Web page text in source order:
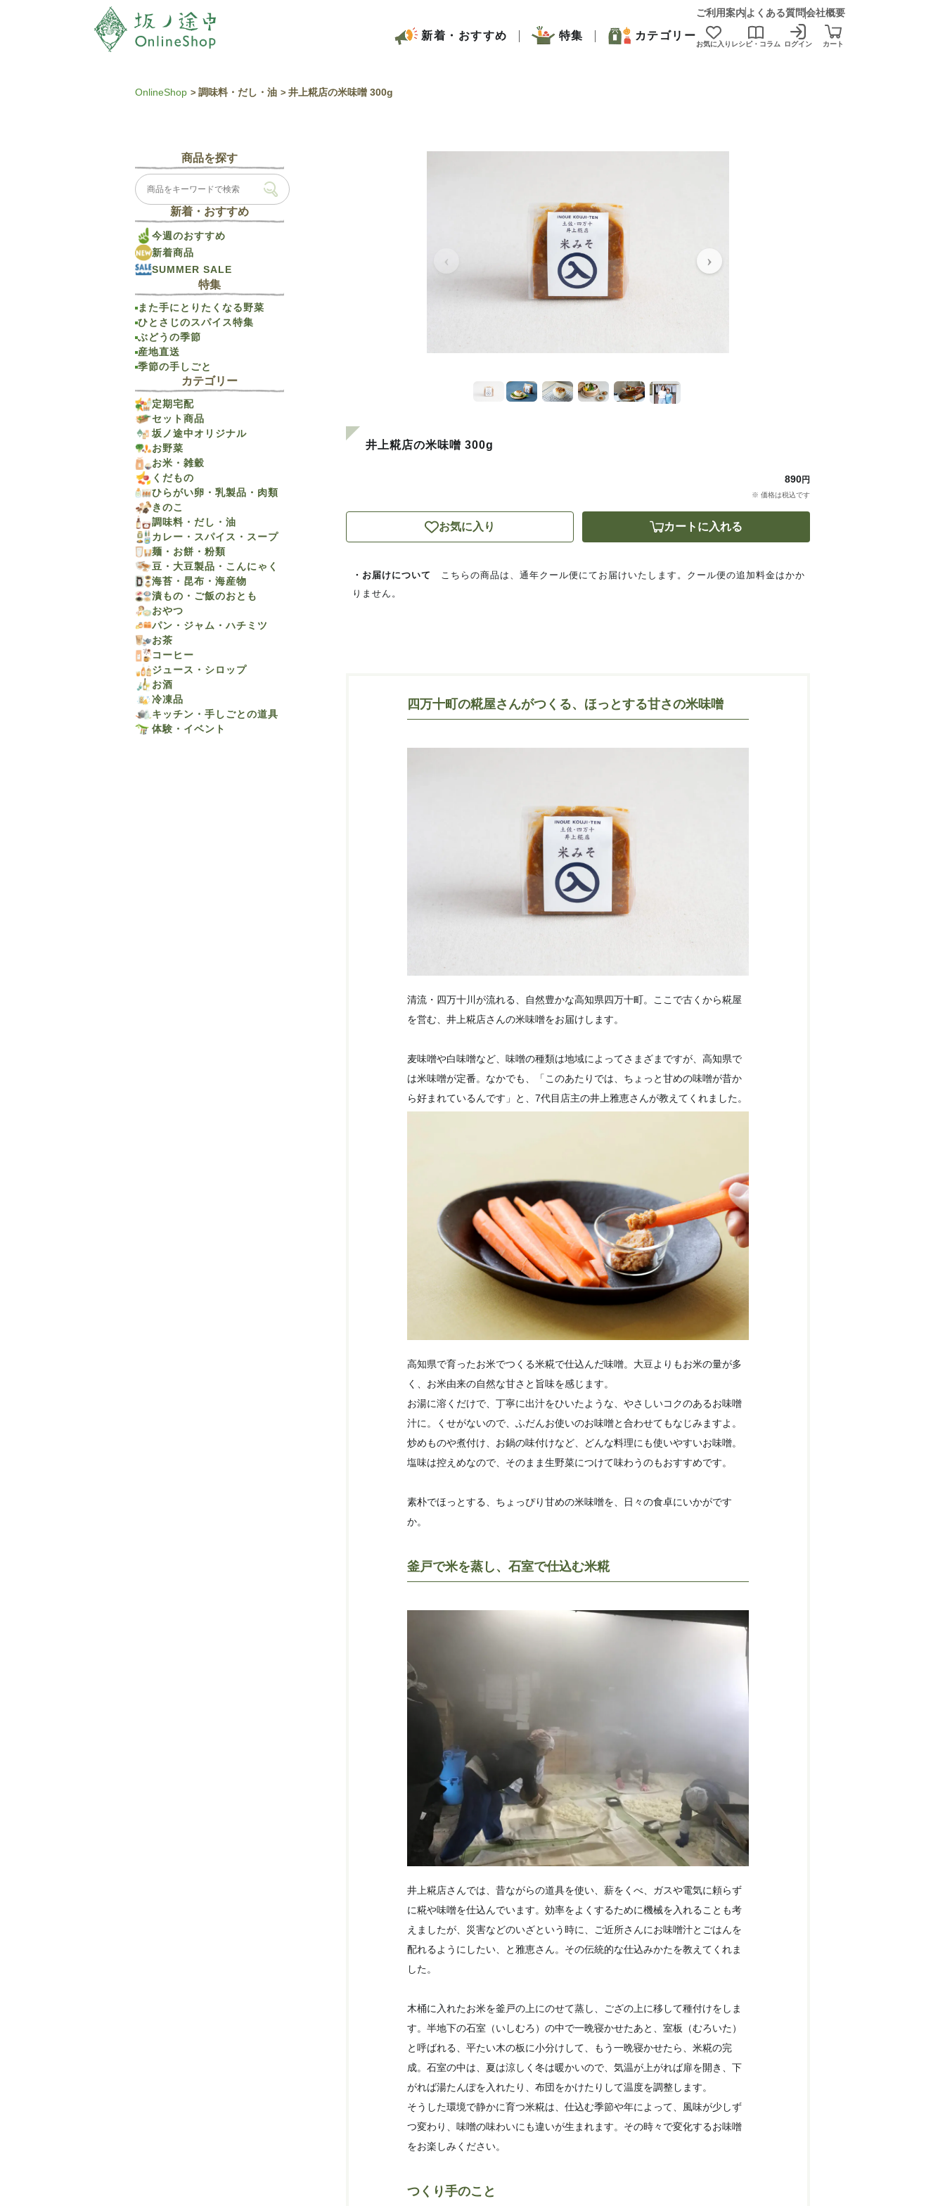
ご利用案内 よくある質問会社概要
新着・おすすめ 特集 カテゴリー
お気に入り レシピ・コラム ログイン カート
OnlineShop 調味料・だし・油 井上糀店の米味噌 300g
井上糀店の米味噌 300g
890円
※ 価格は税込です
お気に入り カートに入れる
・お届けについて
こちらの商品は、通年クール便にてお届けいたします。クール便の追加料金はかか
りません。
四万十町の糀屋さんがつくる、ほっとする甘さの米味噌
清流・四万十川が流れる、自然豊かな高知県四万十町。ここで古くから糀屋
を営む、井上糀店さんの米味噌をお届けします。
麦味噌や白味噌など、味噌の種類は地域によってさまざまですが、高知県で
は米味噌が定番。なかでも、「このあたりでは、ちょっと甘めの味噌が昔か
ら好まれているんです」と、7代目店主の井上雅恵さんが教えてくれました。
高知県で育ったお米でつくる米糀で仕込んだ味噌。大豆よりもお米の量が多
く、お米由来の自然な甘さと旨味を感じます。
お湯に溶くだけで、丁寧に出汁をひいたような、やさしいコクのあるお味噌
汁に。くせがないので、ふだんお使いのお味噌と合わせてもなじみますよ。
炒めものや煮付け、お鍋の味付けなど、どんな料理にも使いやすいお味噌。
塩味は控えめなので、そのまま生野菜につけて味わうのもおすすめです。
素朴でほっとする、ちょっぴり甘めの米味噌を、日々の食卓にいかがです
か。
釜戸で米を蒸し、石室で仕込む米糀
井上糀店さんでは、昔ながらの道具を使い、薪をくべ、ガスや電気に頼らず
に糀や味噌を仕込んでいます。効率をよくするために機械を入れることも考
えましたが、災害などのいざという時に、ご近所さんにお味噌汁とごはんを
配れるようにしたい、と雅恵さん。その伝統的な仕込みかたを教えてくれま
した。
木桶に入れたお米を釜戸の上にのせて蒸し、ござの上に移して種付けをしま
す。半地下の石室（いしむろ）の中で一晩寝かせたあと、室板（むろいた）
と呼ばれる、平たい木の板に小分けして、もう一晩寝かせたら、米糀の完
成。石室の中は、夏は涼しく冬は暖かいので、気温が上がれば扉を開き、下
がれば湯たんぽを入れたり、布団をかけたりして温度を調整します。
そうした環境で静かに育つ米糀は、仕込む季節や年によって、風味が少しず
つ変わり、味噌の味わいにも違いが生まれます。その時々で変化するお味噌
をお楽しみください。
つくり手のこと
商品を探す
新着・おすすめ
今週のおすすめ
新着商品
SUMMER SALE
特集
また手にとりたくなる野菜
ひとさじのスパイス特集
ぶどうの季節
産地直送
季節の手しごと
カテゴリー
定期宅配
セット商品
坂ノ途中オリジナル
お野菜
お米・雑穀
くだもの
ひらがい卵・乳製品・肉類
きのこ
調味料・だし・油
カレー・スパイス・スープ
麺・お餅・粉類
豆・大豆製品・こんにゃく
海苔・昆布・海産物
漬もの・ご飯のおとも
おやつ
パン・ジャム・ハチミツ
お茶
コーヒー
ジュース・シロップ
お酒
冷凍品
キッチン・手しごとの道具
体験・イベント